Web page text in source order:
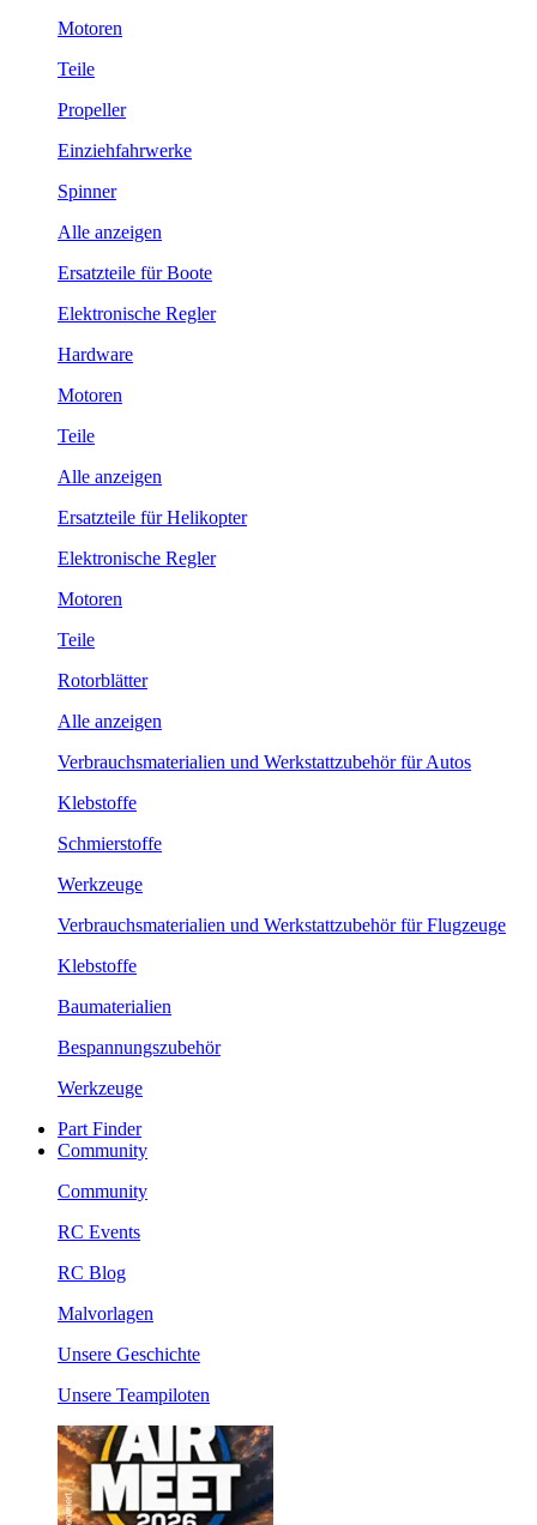
Motoren
Teile
Propeller
Einziehfahrwerke
Spinner
Alle anzeigen
Ersatzteile für Boote
Elektronische Regler
Hardware
Motoren
Teile
Alle anzeigen
Ersatzteile für Helikopter
Elektronische Regler
Motoren
Teile
Rotorblätter
Alle anzeigen
Verbrauchsmaterialien und Werkstattzubehör für Autos
Klebstoffe
Schmierstoffe
Werkzeuge
Verbrauchsmaterialien und Werkstattzubehör für Flugzeuge
Klebstoffe
Baumaterialien
Bespannungszubehör
Werkzeuge
Part Finder
Community
Community
RC Events
RC Blog
Malvorlagen
Unsere Geschichte
Unsere Teampiloten